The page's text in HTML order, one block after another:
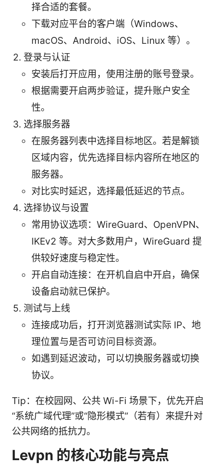
择合适的套餐。
下载对应平台的客户端（Windows、
macOS、Android、iOS、Linux 等）。
登录与认证
安装后打开应用，使用注册的账号登录。
根据需要开启两步验证，提升账户安全
性。
选择服务器
在服务器列表中选择目标地区。若是解锁
区域内容，优先选择目标内容所在地区的
服务器。
对比实时延迟，选择最低延迟的节点。
选择协议与设置
常用协议选项：WireGuard、OpenVPN、
IKEv2 等。对大多数用户，WireGuard 提
供较好速度与稳定性。
开启自动连接：在开机自启中开启，确保
设备启动就已保护。
测试与上线
连接成功后，打开浏览器测试实际 IP、地
理位置与是否可访问目标资源。
如遇到延迟波动，可以切换服务器或切换
协议。
Tip：在校园网、公共 Wi-Fi 场景下，优先开启
“系统广域代理”或“隐形模式”（若有）来提升对
公共网络的抵抗力。
Levpn 的核心功能与亮点